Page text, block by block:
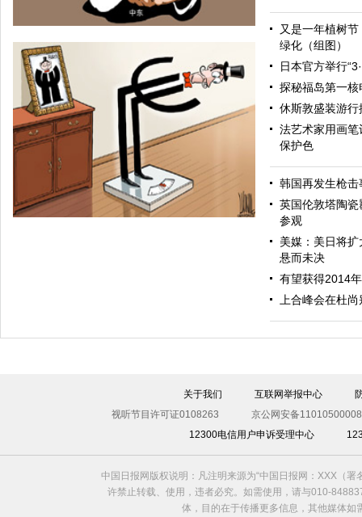
中东和平
又是一年植树
绿化（组图）
日本官方举行
探秘福岛第一
休斯敦盛装游
法艺术家用画笔
保护色
韩国再发生枪
英国伦敦塔陶
参观
美媒：美日将
悬而未决
有望获得2014
上合峰会在杜
关于我们 互联网举报中心
视听节目许可证0108263
京公网安备
12300电信用户申诉受理中心
中国日报网版权说明：凡注明来源为“中国日报网：XXX（
许禁止转载、使用，违者必究。如需使用，请与010-
体，目的在于传播更多信息，其他媒体